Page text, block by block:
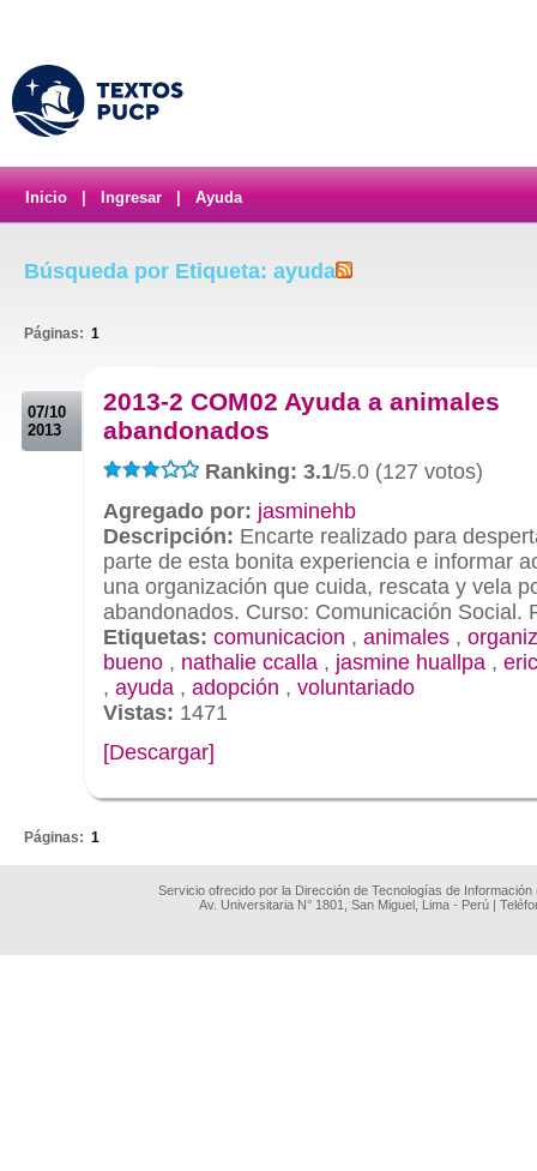
Inicio Ingresar Ayuda
Búsqueda por Etiqueta: ayuda
Páginas: 1
07/10
2013
2013-2 COM02 Ayuda a animales
abandonados
Ranking: 3.1/5.0 (127 votos)
Agregado por: jasminehb
Descripción: Encarte realizado para
parte de esta bonita experiencia e informar
una organización que cuida, rescata y vela
abandonados. Curso: Comunicación Social.
Etiquetas: comunicacion , animales ,
bueno , nathalie ccalla , jasmine huallpa ,
, ayuda , adopción , voluntariado
Vistas: 1471
[Descargar]
Páginas: 1
Servicio ofrecido por la Dirección de Tecnologías de
Av. Universitaria N° 1801, San Miguel, Lima - Perú |